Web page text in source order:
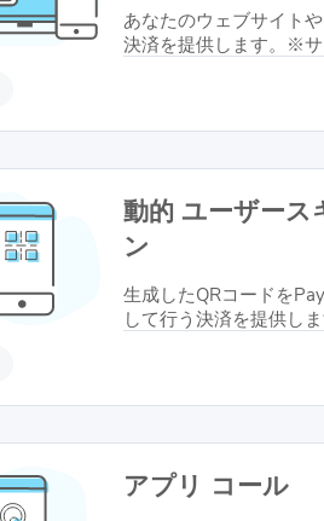
あなたのウェブサイト
決済を提供します。※
動的 ユーザース
ン
生成したQRコードを
して行う決済を提供し
アプリ コール